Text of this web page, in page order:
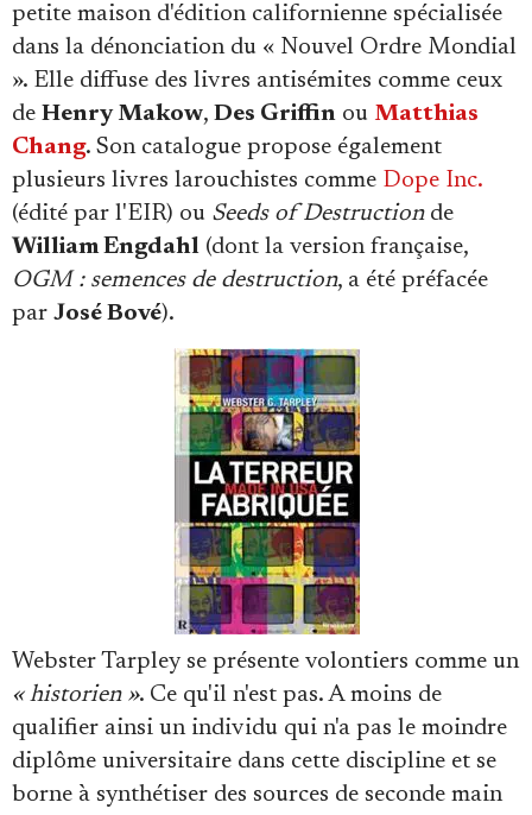
petite maison d'édition californienne spécialisée
dans la dénonciation du « Nouvel Ordre Mondial
». Elle diffuse des livres antisémites comme ceux
de Henry Makow, Des Griffin ou Matthias
Chang. Son catalogue propose également
plusieurs livres larouchistes comme Dope Inc.
(édité par l'EIR) ou Seeds of Destructionde
William Engdahl (dont la version française,
OGM : semences de destruction, a été préfacée
par José Bové).
Webster Tarpley se présente volontiers comme un
« historien ». Ce qu'il n'est pas. A moins de
qualifier ainsi un individu qui n'a pas le moindre
diplôme universitaire dans cette discipline et se
borne à synthétiser des sources de seconde main